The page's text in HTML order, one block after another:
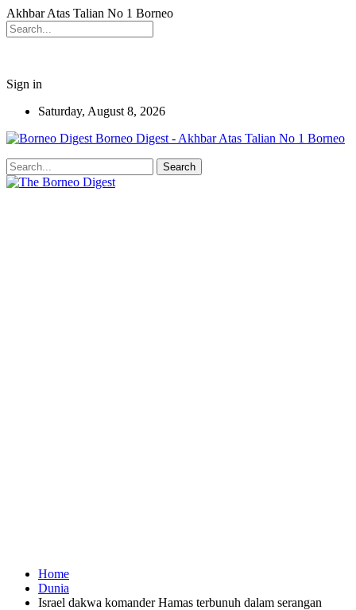
Akhbar Atas Talian No 1 Borneo
Sign in
Saturday, August 8, 2026
Borneo Digest - Akhbar Atas Talian No 1 Borneo
Home
Dunia
Israel dakwa komander Hamas terbunuh dalam serangan